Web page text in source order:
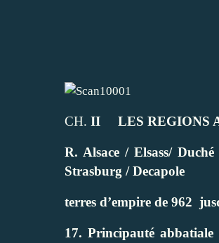
CH. II LES REGIONS
R. Alsace / Elsass/
Strasburg / Decapole
terres d’empire de 962
17. Principauté